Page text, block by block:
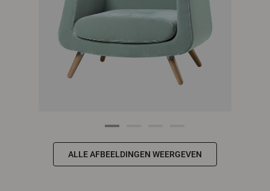
ALLE AFBEELDINGEN WEERGEVEN